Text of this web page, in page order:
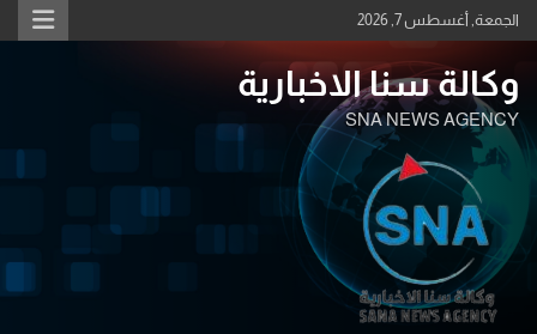
Skip
to
الجمعة, أغسطس 7, 2026
وكالة سنا الاخبارية
SNA NEWS AGENCY